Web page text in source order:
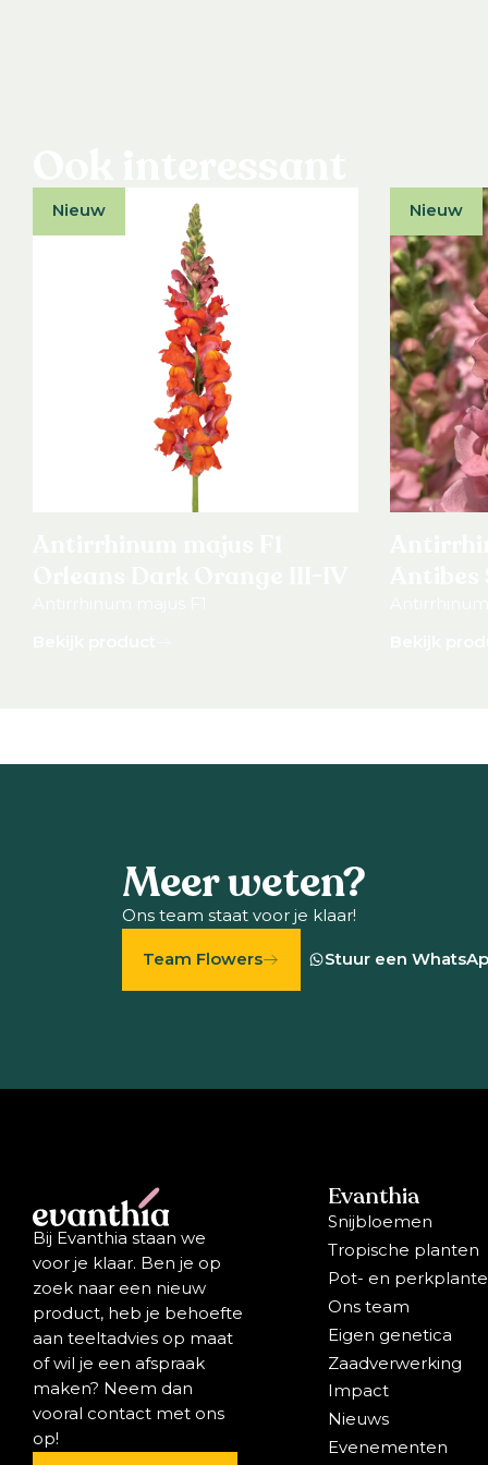
Nieuw Nieuw
Meer weten?
Ons team staat voor je klaar!
Team Flowers Stuur een
Bij Evanthia staan we
voor je klaar. Ben je op
zoek naar een nieuw
product, heb je behoefte
aan teeltadvies op maat
of wil je een afspraak
maken? Neem dan
vooral contact met ons
op!
Evanthia
Snijbloemen
Tropische planten
Pot- en
Ons team
Eigen genetica
Zaadverwerking
Impact
Nieuws
Evenementen